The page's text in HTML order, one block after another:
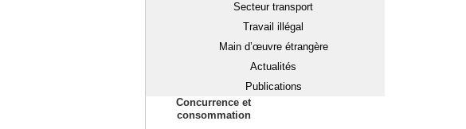
Secteur transport
Travail illégal
Main d’œuvre étrangère
Actualités
Publications
Concurrence et
consommation